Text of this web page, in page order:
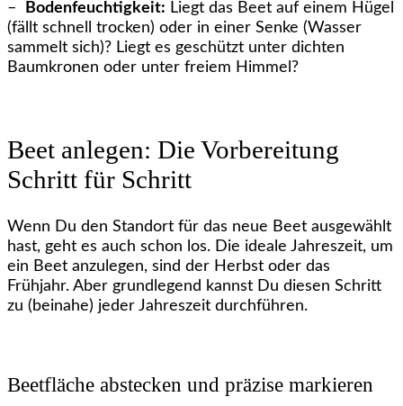
– Bodenfeuchtigkeit: Liegt das Beet auf einem Hügel
(fällt schnell trocken) oder in einer Senke (Wasser
sammelt sich)? Liegt es geschützt unter dichten
Baumkronen oder unter freiem Himmel?
Beet anlegen: Die Vorbereitung
Schritt für Schritt
Wenn Du den Standort für das neue Beet ausgewählt
hast, geht es auch schon los. Die ideale Jahreszeit, um
ein Beet anzulegen, sind der Herbst oder das
Frühjahr. Aber grundlegend kannst Du diesen Schritt
zu (beinahe) jeder Jahreszeit durchführen.
Beetfläche abstecken und präzise markieren